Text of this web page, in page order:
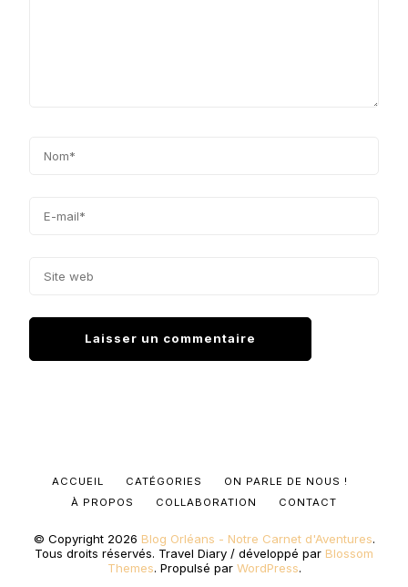
© Copyright 2026 Blog Orléans - Notre Carnet d'Aventures.
Tous droits réservés. Travel Diary / développé par Blossom
Themes. Propulsé par WordPress.
ACCUEIL CATÉGORIES
ON PARLE DE NOUS !
À PROPOS
COLLABORATION CONTACT